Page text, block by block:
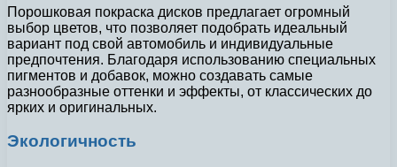
Порошковая покраска дисков предлагает огромный
выбор цветов, что позволяет подобрать идеальный
вариант под свой автомобиль и индивидуальные
предпочтения. Благодаря использованию специальных
пигментов и добавок, можно создавать самые
разнообразные оттенки и эффекты, от классических до
ярких и оригинальных.
Экологичность